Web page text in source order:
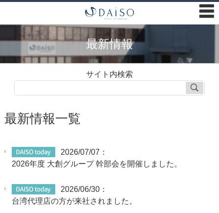
☰
最新情報
サイト内検索
最新情報一覧
2026/07/07：
2026年度 大創グループ 幹部会を開催しました。
2026/06/30：
台湾代理店の方が来社されました。